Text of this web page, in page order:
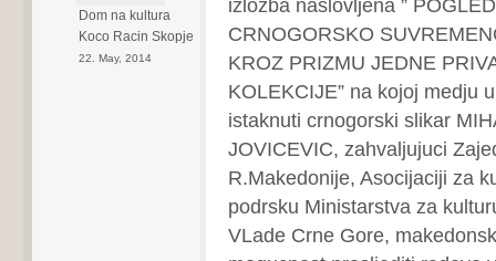
Dom na kultura
Koco Racin Skopje
22. May, 2014
izlozba naslovljena ”
CRNOGORSKO
KROZ PRIZMU JEDNE
KOLEKCIJE” na kojoj medju
istaknuti crnogorski slikar
JOVICEVIC, zahvaljujuci
R.Makedonije, Asocijaciji za
podrsku Ministarstva za
VLade Crne Gore,